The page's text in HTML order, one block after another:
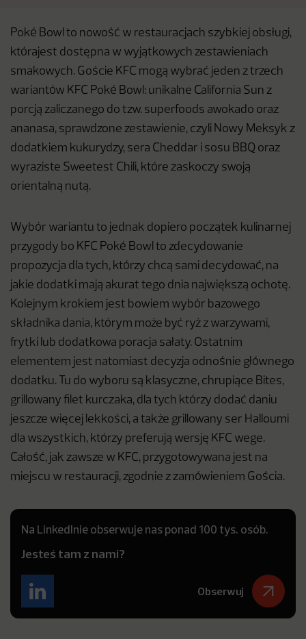
Poké Bowl to nowość w restauracjach szybkiej obsługi,
którajest dostępna w wyjątkowych zestawieniach
smakowych. Goście KFC mogą wybrać jeden z trzech
wariantów KFC Poké Bowl: unikalne California Sun z
porcją zaliczanego do tzw. superfoods awokado oraz
ananasa, sprawdzone zestawienie, czyli Nowy Meksyk z
dodatkiem kukurydzy, sera Cheddar i sosu BBQ oraz
wyraziste Sweetest Chili, które zaskoczy swoją
orientalną nutą.
Wybór wariantu to jednak dopiero początek kulinarnej
przygody bo KFC Poké Bowl to zdecydowanie
propozycja dla tych, którzy chcą sami decydować, na
jakie dodatki mają akurat tego dnia największą ochotę.
Kolejnym krokiem jest bowiem wybór bazowego
składnika dania, którym może być ryż z warzywami,
frytki lub dodatkowa poracja sałaty. Ostatnim
elementem jest natomiast decyzja odnośnie głównego
dodatku. Tu do wyboru są klasyczne, chrupiące Bites,
grillowany filet kurczaka, dla tych którzy dodać daniu
jeszcze więcej lekkości, a także grillowany ser Halloumi
dla wszystkich, którzy preferują wersję KFC wege.
Całość, jak zawsze w KFC, przygotowywana jest na
miejscu w restauracji, zgodnie z zamówieniem Gościa.
Na LinkedInie obserwuje nas ponad 100 tys. osób.
Jesteś tam z nami?
Obserwuj